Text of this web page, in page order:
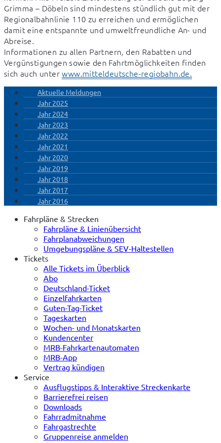
Grimma – Döbeln sind mindestens stündlich gut mit der
Regionalbahnlinie 110 zu erreichen und ermöglichen
damit eine entspannte und umweltfreundliche An- und
Abreise.
Informationen zu allen Partnern, den Rabatten und
Vergünstigungen sowie den Fahrtmöglichkeiten finden
sich auch unter www.mitteldeutsche-regiobahn.de.
Aktuelle Meldungen
Jahr 2025
Jahr 2024
Jahr 2023
Jahr 2022
Jahr 2021
Jahr 2020
Jahr 2019
Jahr 2018
Jahr 2017
Jahr 2016
Fahrpläne & Strecken
Fahrpläne & Linienübersicht
Fahrplanabweichungen
Umgebungspläne & SEV-Haltestellen
Tickets
Alle Tickets im Überblick
Abo
Deutschland-Ticket
Einzelfahrkarten
Guten-Tag-Ticket
Tageskarten
Wochen- und Monatskarten
Kundencenter
MRB-Fahrkartenautomaten
MRB-App
Vertrag kündigen
Service
Ausflugstipps & Interaktive Streckenkarte
Barrierefrei reisen
Downloads
Fahrradmitnahme
Fahrgastrechte
Gruppenreise anmelden